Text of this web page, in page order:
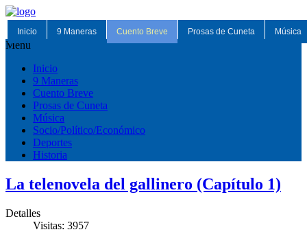
Inicio 9 Maneras Cuento Breve Prosas de Cuneta Música
Menu
Inicio
9 Maneras
Cuento Breve
Prosas de Cuneta
Música
Socio/Político/Económico
Deportes
Historia
La telenovela del gallinero (Capítulo 1)
Detalles
Visitas: 3957